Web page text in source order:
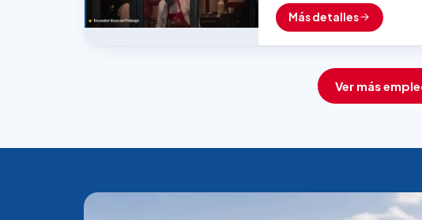
excelente oportunidad. El
empleo…
Más detalles
Ver más